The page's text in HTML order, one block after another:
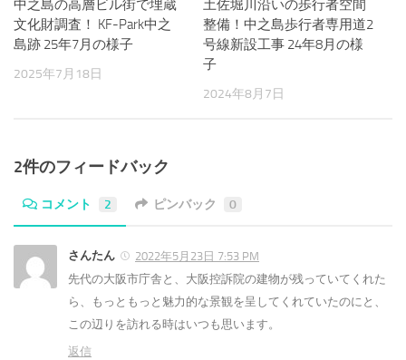
中之島の高層ビル街で埋蔵
文化財調査！ KF-Park中之
島跡 25年7月の様子
2025年7月18日
土佐堀川沿いの歩行者空間
整備！中之島歩行者専用道2
号線新設工事 24年8月の様
子
2024年8月7日
2件のフィードバック
コメント 2 ピンバック 0
さんたん
2022年5月23日 7:53 PM
先代の大阪市庁舎と、大阪控訴院の建物が残っていてくれた
ら、もっともっと魅力的な景観を呈してくれていたのにと、
この辺りを訪れる時はいつも思います。
返信